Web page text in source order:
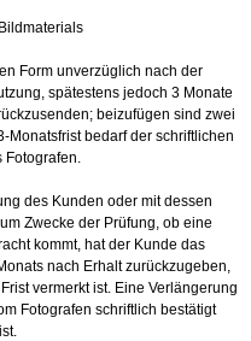
Form unverzüglich nach der
spätestens jedoch 3 Monate
beizufügen sind zwei
Monatsfrist bedarf der schriftlichen
des Kunden oder mit dessen
Zwecke der Prüfung, ob eine
kommt, hat der Kunde das
nach Erhalt zurückzugeben,
vermerkt ist. Eine Verlängerung
Fotografen schriftlich bestätigt